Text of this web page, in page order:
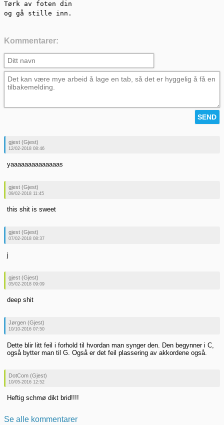
Tørk av foten din
og gå stille inn.
Kommentarer:
gjest (Gjest)
12/02-2018 08:46
yaaaaaaaaaaaaaas
gjest (Gjest)
09/02-2018 11:45
this shit is sweet
gjest (Gjest)
07/02-2018 08:37
j
gjest (Gjest)
05/02-2018 09:09
deep shit
Jørgen (Gjest)
10/10-2016 07:50
Dette blir litt feil i forhold til hvordan man synger den. Den begynner i C,
også bytter man til G. Også er det feil plassering av akkordene også.
DotCom (Gjest)
10/05-2016 12:52
Heftig schmø dikt brid!!!!
Se alle kommentarer